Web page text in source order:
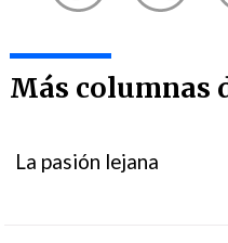
Más columnas
La pasión lejana